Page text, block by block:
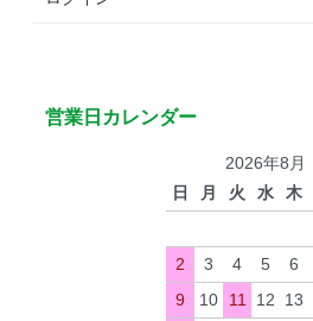
営業日カレンダー
2026年8月
日
月 火 水 木
2
3 4 5 6
9
10 11 12 13